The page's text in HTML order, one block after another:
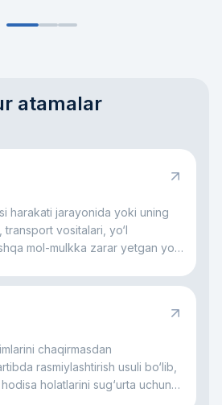
atamalar
harakati jarayonida yoki uning
vositalari, yo‘l
mol-mulkka zarar yetgan yo‘l
chaqirmasdan
rasmiylashtirish usuli bo‘lib,
holatlarini sug‘urta uchun